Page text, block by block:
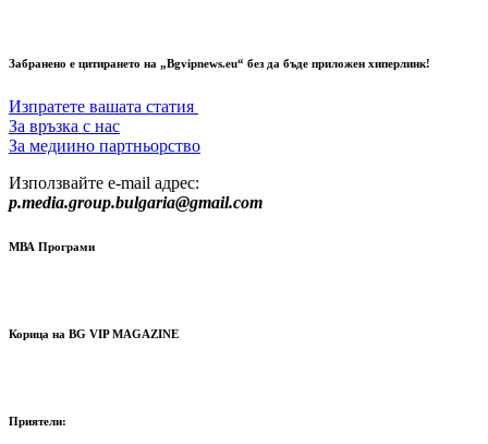
Забранено е цитирането на „Bgvipnews.eu“ без да бъде приложен хиперлинк!
Изпратете вашата статия
За връзка с нас
За медиино партньорство
Използвайте e-mail адрес:
p.media.group.bulgaria@gmail.com
МВА Програми
Корица на BG VIP MAGAZINE
Приятели: